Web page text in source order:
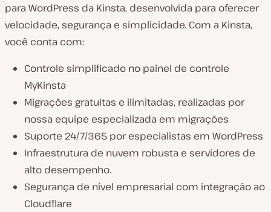
para WordPress da Kinsta, desenvolvida para oferecer
velocidade, segurança e simplicidade. Com a Kinsta,
você conta com:
Controle simplificado no painel de controle
MyKinsta
Migrações gratuitas e ilimitadas, realizadas por
nossa equipe especializada em migrações
Suporte 24/7/365 por especialistas em WordPress
Infraestrutura de nuvem robusta e servidores de
alto desempenho.
Segurança de nível empresarial com integração ao
Cloudflare